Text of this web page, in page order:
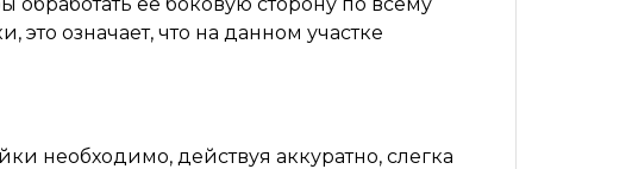
это означает, что на данном участке
необходимо, действуя аккуратно, слегка